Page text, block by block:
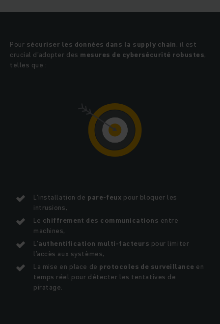
Pour sécuriser les données dans la supply chain, il est
crucial d’adopter des mesures de cybersécurité robustes,
telles que :
L’installation de pare-feux pour bloquer les
intrusions,
Le chiffrement des communications entre
machines,
L’authentification multi-facteurs pour limiter
l’accès aux systèmes,
La mise en place de protocoles de surveillance en
temps réel pour détecter les tentatives de
piratage.